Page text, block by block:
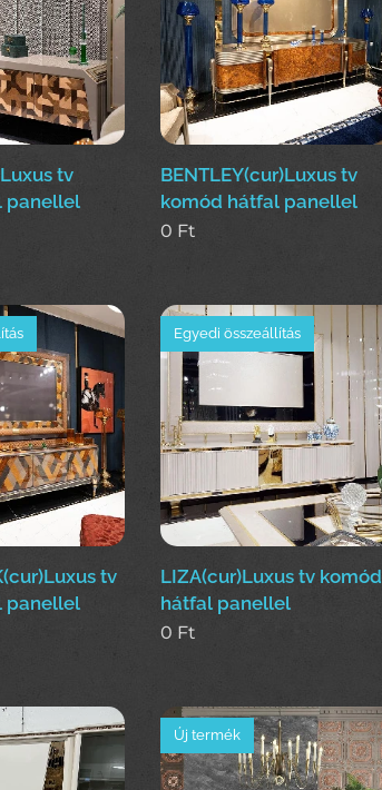
tv
panellel
BENTLEY(cur)Luxus tv
komód hátfal panellel
0 Ft
tv
panellel
LIZA(cur)Luxus tv komód
hátfal panellel
Egyedi összeállítás
0 Ft
Új termék